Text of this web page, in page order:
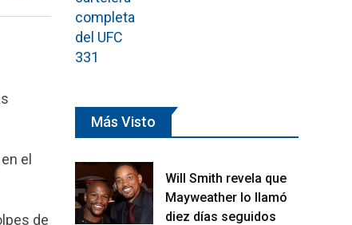
el
de
Más Visto
Will Smith revela que
Mayweather lo llamó
diez días seguidos